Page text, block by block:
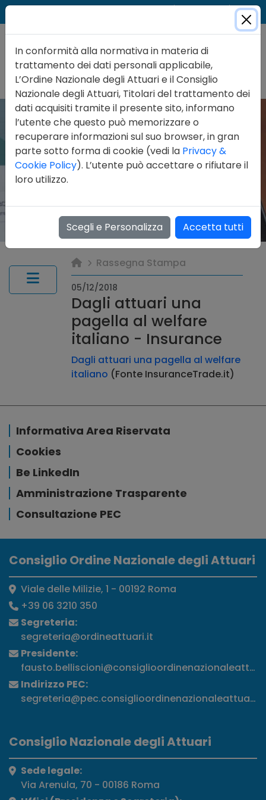
Rassegna Stampa
05/12/2018
Dagli attuari una
pagella al welfare
italiano - Insurance
Dagli attuari una pagella al welfare
italiano (Fonte InsuranceTrade.it)
Informativa Area Riservata
Cookies
Be LinkedIn
Amministrazione Trasparente
Consultazione PEC
Consiglio Ordine Nazionale degli Attuari
Viale delle Milizie, 1 - 00192 Roma
+39 06 3210 350
Segreteria:
segreteria@ordineattuari.it
Presidente:
Indirizzo PEC:
segreteria@pec.consiglioordinenazionaleattuari.it
Consiglio Nazionale degli Attuari
Sede legale:
Via Arenula, 70 - 00186 Roma
In conformità alla normativa in materia di
trattamento dei dati personali applicabile,
L’Ordine Nazionale degli Attuari e il Consiglio
Nazionale degli Attuari, Titolari del trattamento dei
dati acquisiti tramite il presente sito, informano
l’utente che questo può memorizzare o
recuperare informazioni sul suo browser, in gran
parte sotto forma di cookie (vedi la Privacy &
Cookie Policy). L’utente può accettare o rifiutare il
loro utilizzo.
Scegli e Personalizza Accetta tutti